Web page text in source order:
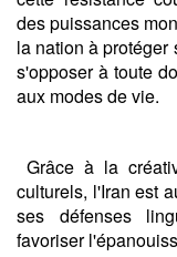
des puissances
la nation à
s'opposer à toute
aux modes de vie.
Grâce à la
culturels, l'Iran est
ses défenses
favoriser